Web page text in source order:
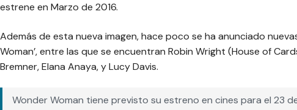
estrene en Marzo de 2016.
Además de esta nueva imagen, hace poco se ha anunciado
Woman’, entre las que se encuentran Robin Wright (House of
Bremner, Elana Anaya, y Lucy Davis.
Wonder Woman tiene previsto su estreno en cines para el 23